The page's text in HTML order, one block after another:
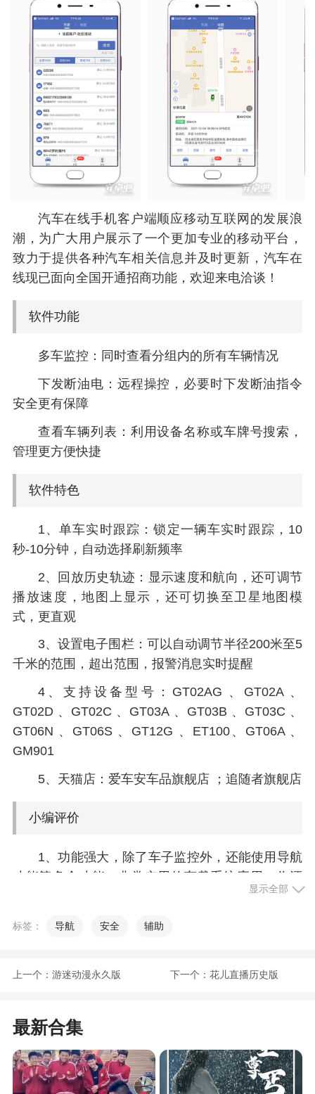
汽车在线手机客户端顺应移动互联网的发展浪
潮，为广大用户展示了一个更加专业的移动平台，
致力于提供各种汽车相关信息并及时更新，汽车在
线现已面向全国开通招商功能，欢迎来电洽谈！
软件功能
多车监控：同时查看分组内的所有车辆情况
下发断油电：远程操控，必要时下发断油指令
安全更有保障
查看车辆列表：利用设备名称或车牌号搜索，
管理更方便快捷
软件特色
1、单车实时跟踪：锁定一辆车实时跟踪，10
秒-10分钟，自动选择刷新频率
2、回放历史轨迹：显示速度和航向，还可调节
播放速度，地图上显示，还可切换至卫星地图模
式，更直观
3、设置电子围栏：可以自动调节半径200米至5
千米的范围，超出范围，报警消息实时提醒
4、支持设备型号：GT02AG 、GT02A 、
GT02D 、GT02C 、GT03A 、GT03B 、GT03C 、
GT06N 、GT06S 、GT12G 、ET100、GT06A 、
GM901
5、天猫店：爱车安车品旗舰店 ；追随者旗舰店
小编评价
1、功能强大，除了车子监控外，还能使用导航
功能等多个功能，非常实用的车载系统应用。你还
2、用户可以通过这款软件同时定位多辆汽车，
也可以通过手机来远程控制汽车，在发生危险情况
1、修复版本BUG
显示全部
标签： 导航 安全 辅助
上一个： 游迷动漫永久版 下一个： 花儿直播历史版
最新合集